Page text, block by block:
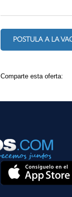
POSTULA A LA
Comparte esta oferta: